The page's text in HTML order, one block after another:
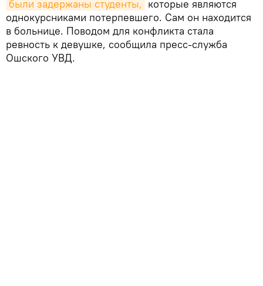
были задержаны студенты, которые являются
однокурсниками потерпевшего. Сам он находится
в больнице. Поводом для конфликта стала
ревность к девушке, сообщила пресс-служба
Ошского УВД.